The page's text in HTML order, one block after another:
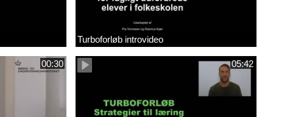
Turboforløb introvideo
00:30 05:42